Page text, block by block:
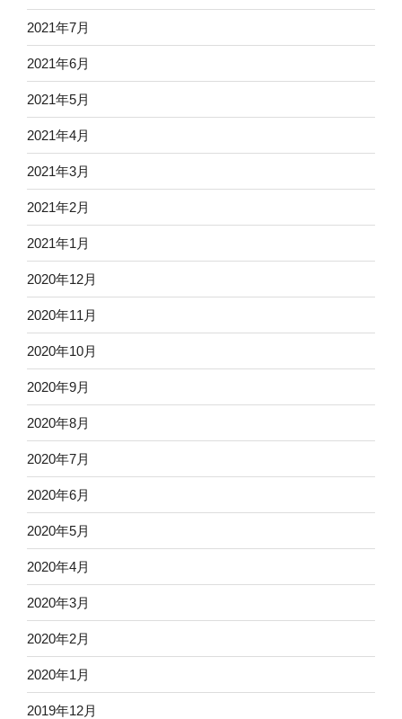
2021年7月
2021年6月
2021年5月
2021年4月
2021年3月
2021年2月
2021年1月
2020年12月
2020年11月
2020年10月
2020年9月
2020年8月
2020年7月
2020年6月
2020年5月
2020年4月
2020年3月
2020年2月
2020年1月
2019年12月